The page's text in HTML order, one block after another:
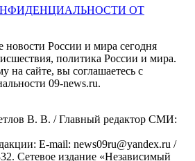
ОТ
России и мира сегодня
политика России и мира.
на сайте, вы соглашаетесь с
09-news.ru.
B. B. / Главный редактор СМИ:
E-mail: news09ru@yandex.ru /
Сетевое издание «Независимый